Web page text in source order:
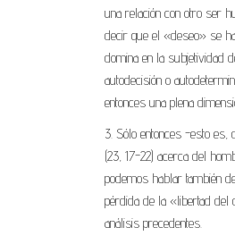
una relación con otro ser
decir que el «deseo» se
domina en la subjetividad
autodecisión o
entonces una plena
3. Sólo entonces -esto
(23, 17-22) acerca del
podemos hablar también
pérdida de la «libertad del
análisis precedentes.